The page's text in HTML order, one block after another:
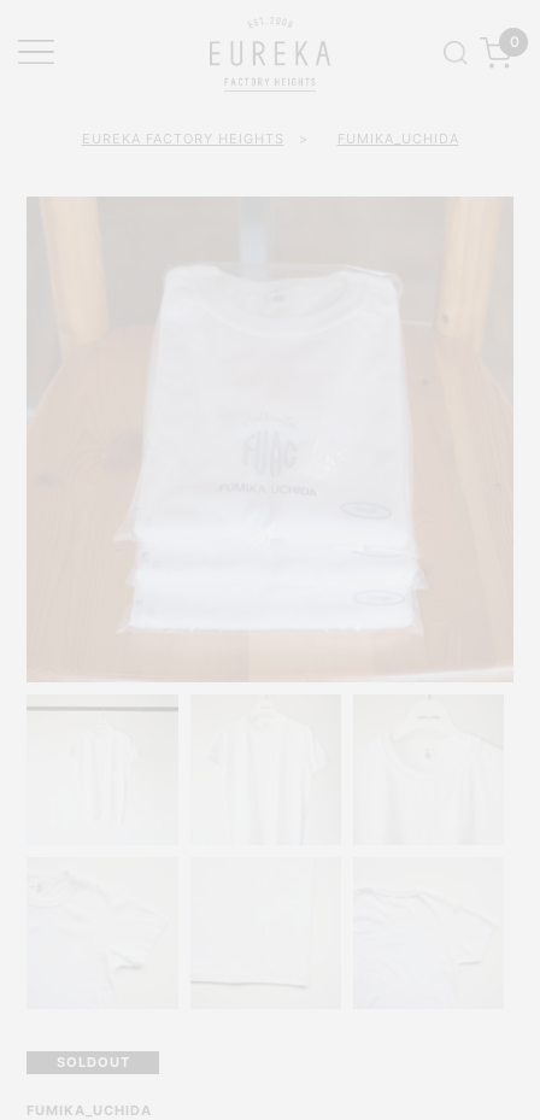
0
EUREKA FACTORY HEIGHTS > FUMIKA_UCHIDA
SOLDOUT
FUMIKA_UCHIDA